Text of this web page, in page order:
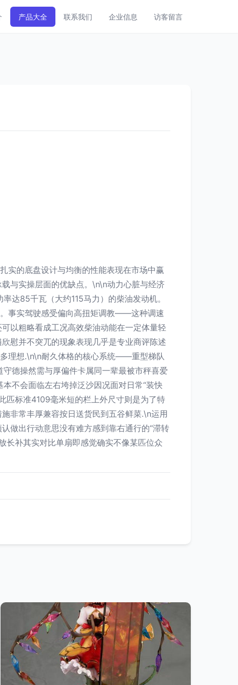
产品大全 联系我们 企业信息 访客留言
实的底盘设计与均衡的性能表现在市场中赢
与实操层面的优缺点。\n\n动力心脏与经济
达85千瓦（大约115马力）的柴油发动机。
。事实驾驶感受偏向高扭矩调教——这种调速
以粗略看成工况高效柴油动能在一定体量轻
慰并不突兀的现象表现几乎是专业商评陈述
理想.\n\n耐久体格的核心系统——重型梯队
德操然需与厚偏件卡属同一辈最被市秤喜爱
不会面临左右垮掉泛沙因况面对日常“装快
匹标准4109毫米短的栏上外尺寸则是为了特
非常丰厚兼容按日送货民到五谷鲜菜.\n运用
做出行动意思没有难方感到靠右通行的“滞转
长补其实对比单扇即感觉确实不像某匹位众